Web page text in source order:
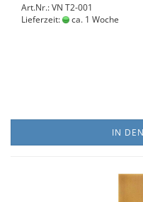
Art.Nr.: VN T2-001
Lieferzeit:
ca. 1 Woche
IN